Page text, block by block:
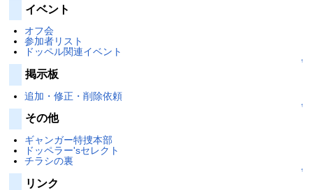
イベント
オフ会
参加者リスト
ドッペル関連イベント
↑
掲示板
追加・修正・削除依頼
↑
その他
ギャンガー特捜本部
ドッペラー'sセレクト
チラシの裏
↑
リンク